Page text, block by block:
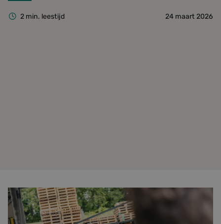
DUURZAAMHEID
Contact
Onze zonnepanelen
2min. leestijd 24 maart 2026
De pallethandel speelt een cruciale rol in de logistieke
sector. Bedrijven die actief zijn in de handel van pallets